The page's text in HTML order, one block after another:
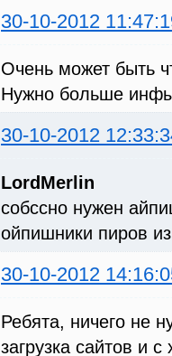
30-10-2012
Очень может быть
Нужно больше
30-10-2012
LordMerlin
собссно нужен
ойпишники пиров
30-10-2012
Ребята, ничего не
загрузка сайтов и